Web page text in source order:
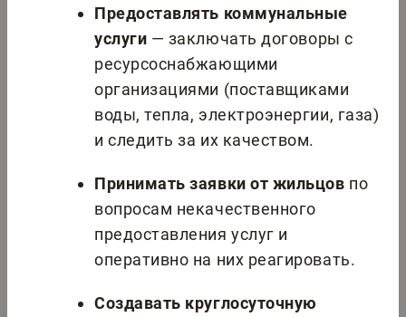
Предоставлять коммунальные
услуги — заключать договоры с
ресурсоснабжающими
организациями (поставщиками
воды, тепла, электроэнергии, газа)
и следить за их качеством.
Принимать заявки от жильцов по
вопросам некачественного
предоставления услуг и
оперативно на них реагировать.
Создавать круглосуточную